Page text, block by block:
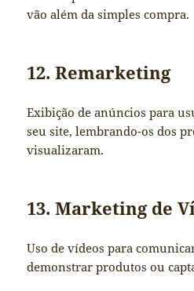
vão além da simples compra.
12. Remarketing
Exibição de anúncios para
seu site, lembrando-os dos
visualizaram.
13. Marketing de
Uso de vídeos para
demonstrar produtos ou